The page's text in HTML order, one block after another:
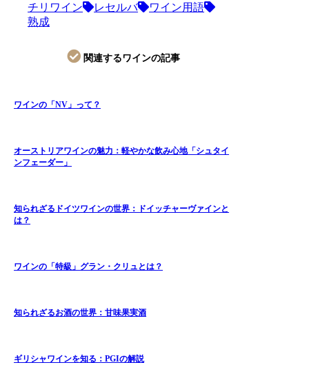
チリワイン
レセルバ
ワイン用語
熟成
関連するワインの記事
ワインの「NV」って？
オーストリアワインの魅力：軽やかな飲み心地「シュタイ
ンフェーダー」
知られざるドイツワインの世界：ドイッチャーヴァインと
は？
ワインの「特級」グラン・クリュとは？
知られざるお酒の世界：甘味果実酒
ギリシャワインを知る：PGIの解説